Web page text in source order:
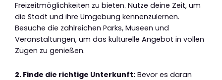
Freizeitmöglichkeiten zu bieten. Nutze deine Zeit, um
die Stadt und ihre Umgebung kennenzulernen.
Besuche die zahlreichen Parks, Museen und
Veranstaltungen, um das kulturelle Angebot in vollen
Zügen zu genießen.
2. Finde die richtige Unterkunft: Bevor es daran